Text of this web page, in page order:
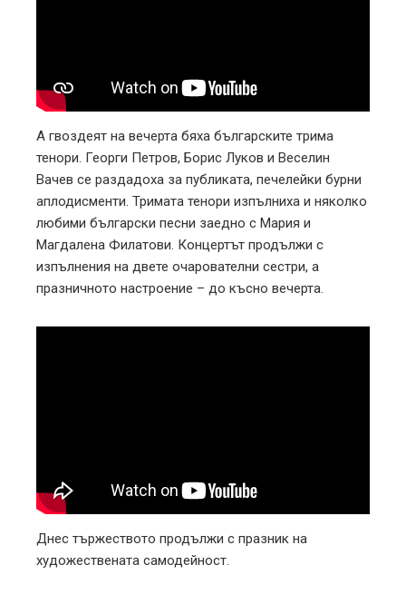
А гвоздеят на вечерта бяха българските трима
тенори. Георги Петров, Борис Луков и Веселин
Вачев се раздадоха за публиката, печелейки бурни
аплодисменти. Тримата тенори изпълниха и няколко
любими български песни заедно с Мария и
Магдалена Филатови. Концертът продължи с
изпълнения на двете очарователни сестри, а
празничното настроение – до късно вечерта.
Днес тържеството продължи с празник на
художествената самодейност.